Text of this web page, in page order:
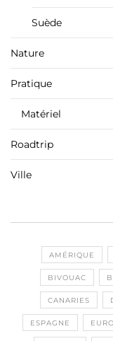
Suède
Nature
Pratique
Matériel
Roadtrip
Ville
AMÉRIQUE
BIVOUAC
CANARIES
ESPAGNE